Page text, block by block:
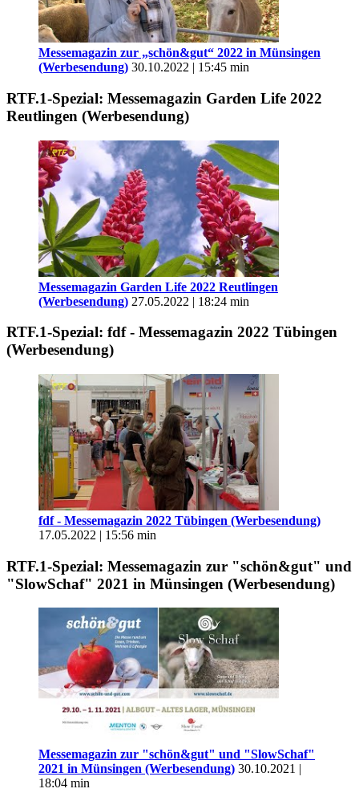
Messemagazin zur „schön&gut“ 2022 in Münsingen
(Werbesendung) 30.10.2022 | 15:45 min
RTF.1-Spezial: Messemagazin Garden Life 2022
Reutlingen (Werbesendung)
Messemagazin Garden Life 2022 Reutlingen
(Werbesendung) 27.05.2022 | 18:24 min
RTF.1-Spezial: fdf - Messemagazin 2022 Tübingen
(Werbesendung)
fdf - Messemagazin 2022 Tübingen (Werbesendung)
17.05.2022 | 15:56 min
RTF.1-Spezial: Messemagazin zur "schön&gut" und
"SlowSchaf" 2021 in Münsingen (Werbesendung)
Messemagazin zur "schön&gut" und "SlowSchaf"
2021 in Münsingen (Werbesendung) 30.10.2021 |
18:04 min